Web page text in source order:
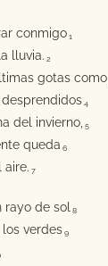
conmigo 1
lluvia. 2
gotas como
4
del invierno, 5
queda 6
aire. 7
rayo de sol 8
verdes 9